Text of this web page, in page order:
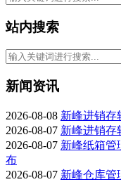
站内搜索
新闻资讯
2026-08-08 新峰进销存
2026-08-07 新峰进销存
2026-08-07 新峰纸箱管
布
2026-08-07 新峰仓库管